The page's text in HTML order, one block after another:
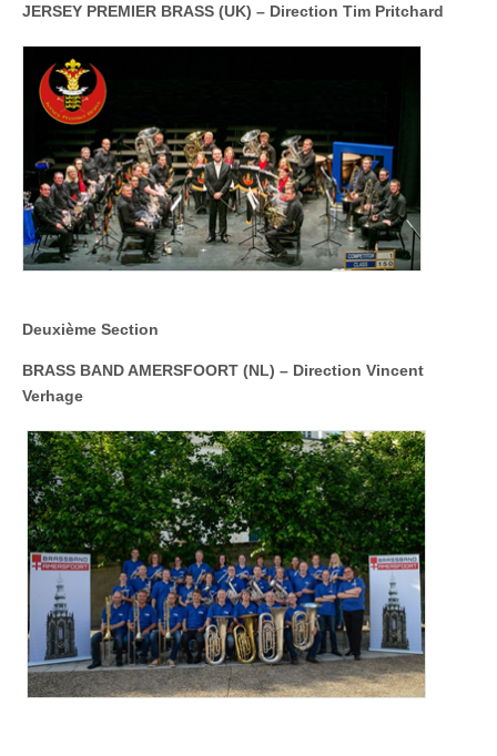
JERSEY PREMIER BRASS (UK) – Direction Tim Pritchard
Deuxième Section
BRASS BAND AMERSFOORT (NL) – Direction Vincent
Verhage